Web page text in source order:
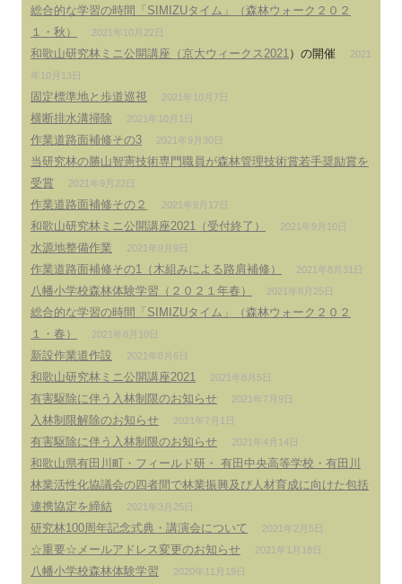
総合的な学習の時間「SIMIZUタイム」（森林ウォーク２０２
１・秋）
2021年10月22日
和歌山研究林ミニ公開講座（京大ウィークス2021 ）の開催
2021
年10月13日
固定標準地と歩道巡視 2021年10月7日
横断排水溝掃除 2021年10月1日
作業道路面補修その3 2021年9月30日
当研究林の勝山智憲技術専門職員が森林管理技術賞若手奨励賞を
受賞
2021年9月22日
作業道路面補修その２ 2021年9月17日
和歌山研究林ミニ公開講座2021（受付終了） 2021年9月10日
水源地整備作業 2021年9月9日
作業道路面補修その1（木組みによる路肩補修） 2021年8月31日
八幡小学校森林体験学習（２０２１年春） 2021年8月25日
総合的な学習の時間「SIMIZUタイム」（森林ウォーク２０２
１・春）
2021年8月10日
新設作業道作設 2021年8月6日
和歌山研究林ミニ公開講座2021 2021年8月5日
有害駆除に伴う入林制限のお知らせ 2021年7月9日
入林制限解除のお知らせ 2021年7月1日
有害駆除に伴う入林制限のお知らせ 2021年4月14日
和歌山県有田川町・フィールド研・ 有田中央高等学校・有田川
林業活性化協議会の四者間で林業振興及び人材育成に向けた包括
連携協定を締結
2021年3月25日
研究林100周年記念式典・講演会について 2021年2月5日
☆重要☆メールアドレス変更のお知らせ 2021年1月18日
八幡小学校森林体験学習 2020年11月19日